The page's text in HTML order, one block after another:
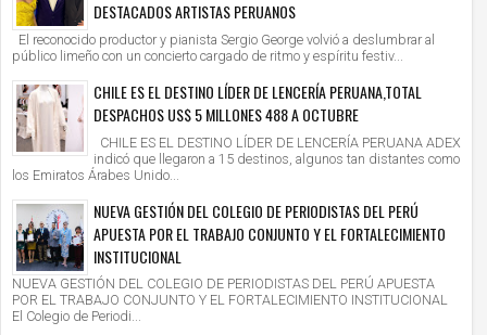
DESTACADOS ARTISTAS PERUANOS
El reconocido productor y pianista Sergio George volvió a deslumbrar al
público limeño con un concierto cargado de ritmo y espíritu festiv...
CHILE ES EL DESTINO LÍDER DE LENCERÍA PERUANA,TOTAL
DESPACHOS US$ 5 MILLONES 488 A OCTUBRE
CHILE ES EL DESTINO LÍDER DE LENCERÍA PERUANA ADEX
indicó que llegaron a 15 destinos, algunos tan distantes como
los Emiratos Árabes Unido...
NUEVA GESTIÓN DEL COLEGIO DE PERIODISTAS DEL PERÚ
APUESTA POR EL TRABAJO CONJUNTO Y EL FORTALECIMIENTO
INSTITUCIONAL
NUEVA GESTIÓN DEL COLEGIO DE PERIODISTAS DEL PERÚ APUESTA
POR EL TRABAJO CONJUNTO Y EL FORTALECIMIENTO INSTITUCIONAL
El Colegio de Periodi...